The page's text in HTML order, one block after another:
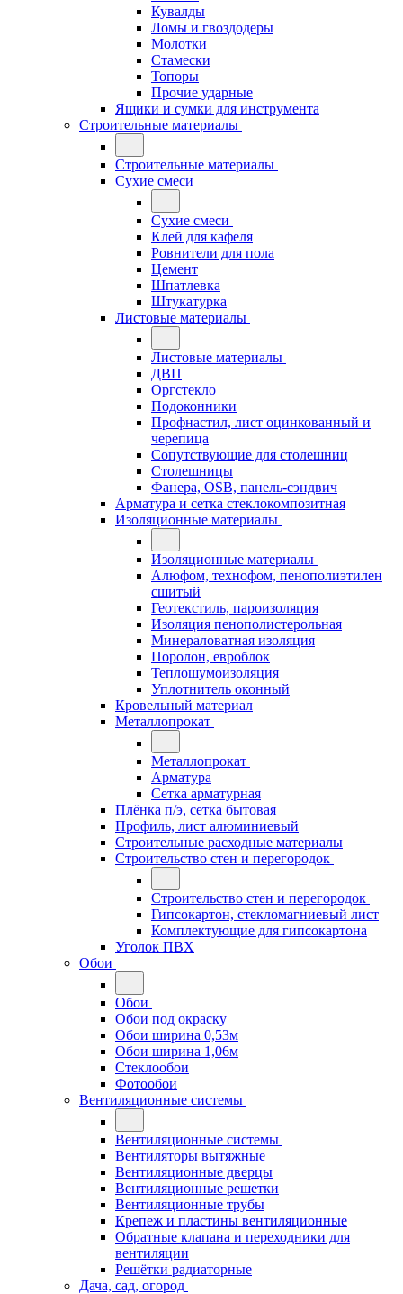
Кувалды
Ломы и гвоздодеры
Молотки
Стамески
Топоры
Прочие ударные
Ящики и сумки для инструмента
Строительные материалы
Строительные материалы
Сухие смеси
Сухие смеси
Клей для кафеля
Ровнители для пола
Цемент
Шпатлевка
Штукатурка
Листовые материалы
Листовые материалы
ДВП
Оргстекло
Подоконники
Профнастил, лист оцинкованный и
черепица
Сопутствующие для столешниц
Столешницы
Фанера, OSB, панель-сэндвич
Арматура и сетка стеклокомпозитная
Изоляционные материалы
Изоляционные материалы
Алюфом, технофом, пенополиэтилен
сшитый
Геотекстиль, пароизоляция
Изоляция пенополистерольная
Минераловатная изоляция
Поролон, евроблок
Теплошумоизоляция
Уплотнитель оконный
Кровельный материал
Металлопрокат
Металлопрокат
Арматура
Сетка арматурная
Плёнка п/э, сетка бытовая
Профиль, лист алюминиевый
Строительные расходные материалы
Строительство стен и перегородок
Строительство стен и перегородок
Гипсокартон, стекломагниевый лист
Комплектующие для гипсокартона
Уголок ПВХ
Обои
Обои
Обои под окраску
Обои ширина 0,53м
Обои ширина 1,06м
Стеклообои
Фотообои
Вентиляционные системы
Вентиляционные системы
Вентиляторы вытяжные
Вентиляционные дверцы
Вентиляционные решетки
Вентиляционные трубы
Крепеж и пластины вентиляционные
Обратные клапана и переходники для
вентиляции
Решётки радиаторные
Дача, сад, огород